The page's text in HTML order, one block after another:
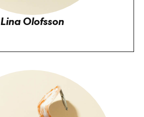
Lina Olofsson